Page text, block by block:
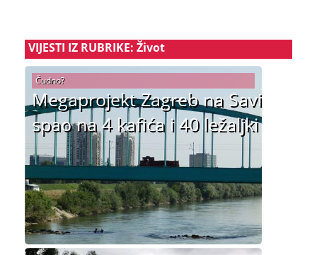
VIJESTI IZ RUBRIKE: Život
Megaprojekt Zagreb na Savi
spao na 4 kafića i 40 ležaljki
Čudno?